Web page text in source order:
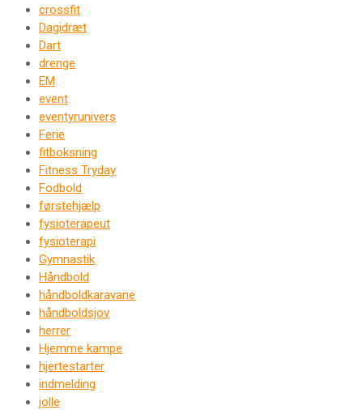
crossfit
Dagidræt
Dart
drenge
EM
event
eventyrunivers
Ferie
fitboksning
Fitness Tryday
Fodbold
førstehjælp
fysioterapeut
fysioterapi
Gymnastik
Håndbold
håndboldkaravane
håndboldsjov
herrer
Hjemme kampe
hjertestarter
indmelding
jolle